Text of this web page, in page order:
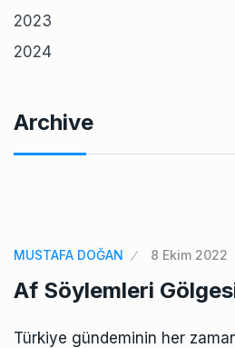
2023
2024
Archive
MUSTAFA DOĞAN 8 Ekim 2022
Af Söylemleri
Türkiye gündeminin her